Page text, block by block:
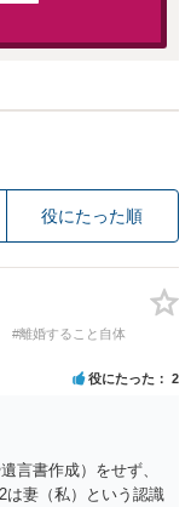
役にたった順
#離婚すること自体
役にたった 2
言書作成）をせず、
は妻（私）という認識